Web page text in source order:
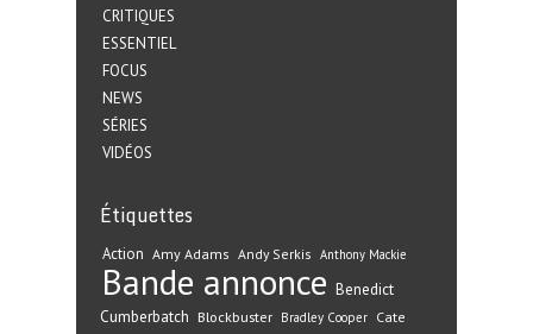
CRITIQUES
ESSENTIEL
FOCUS
NEWS
SÉRIES
VIDÉOS
Étiquettes
Action Amy Adams Andy Serkis Anthony Mackie
Bande annonce Benedict
Cumberbatch Blockbuster Bradley Cooper Cate